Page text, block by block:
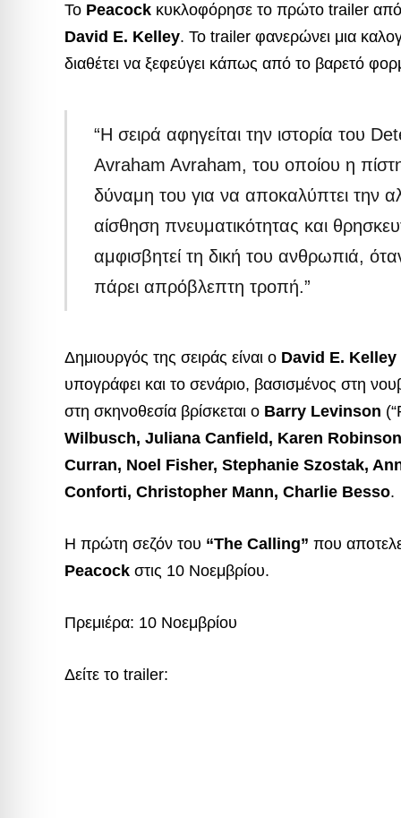
Το Peacock κυκλοφόρησε το πρώτο trailer
David E. Kelley. Το trailer φανερώνει μια
διαθέτει να ξεφεύγει κάπως από το βαρετό
“Η σειρά αφηγείται την ιστορία του
Avraham Avraham, του οποίου η
δύναμη του για να αποκαλύπτει την
αίσθηση πνευματικότητας και
αμφισβητεί τη δική του ανθρωπιά,
πάρει απρόβλεπτη τροπή.”
Δημιουργός της σειράς είναι ο David E. Kelley
υπογράφει και το σενάριο, βασισμένος στη
στη σκηνοθεσία βρίσκεται ο Barry Levinson
Wilbusch, Juliana Canfield, Karen
Curran, Noel Fisher, Stephanie Szostak,
Conforti, Christopher Mann, Charlie Besso.
Η πρώτη σεζόν του “The Calling” που
Peacock στις 10 Νοεμβρίου.
Πρεμιέρα: 10 Νοεμβρίου
Δείτε το trailer: